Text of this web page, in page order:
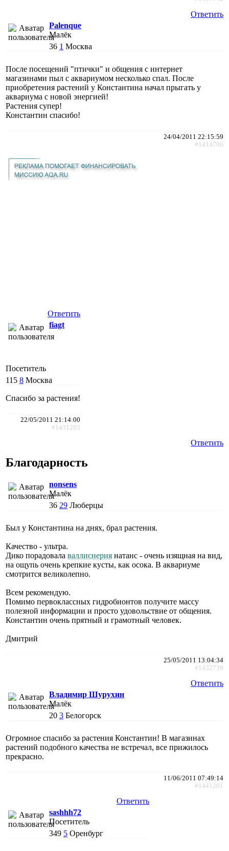
Ответить
Palenque
Малёк
36 1 Москва
После посещений "птички" и общения с интернет
магазинами пыл с аквариумом несколько спал. После
приобретения растений у Константина начал прыгать у
аквариума с новой энергией!
Растения супер!
Константин спасибо!
24/04/2011 22:15:59
#1414706
Ответить
fiagt
Посетитель
115 8 Москва
Спасибо за растения!
22/05/2011 21:14:00
#1431293
Ответить
Благодарность
nonsens
Малёк
36 29 Люберцы
Был у Константина на днях, брал растения.
Качество - ультра.
Дико порадовала валлиснерия натанс - очень изящная на вид,
на ощупь очень крепкие кусты, как осока. В аквариуме
смотрится великолепно.
Всем рекомендую.
Помимо первоклассных гидробионтов получите массу
полезной информации и просто удовольствие от общения.
Константин очень прятный и грамотный человек.
Дмитрий
25/05/2011 13:04:34
#1432739
Ответить
Владимир Шурухин
Малёк
20 3 Белогорск
Огромное спасибо за растения Константин! В магазинах
растений подобного качества не встречал, все прижилось
прекрасно.
11/06/2011 07:49:14
#1441201
Ответить
sashhh72
Посетитель
349 5 Оренбург